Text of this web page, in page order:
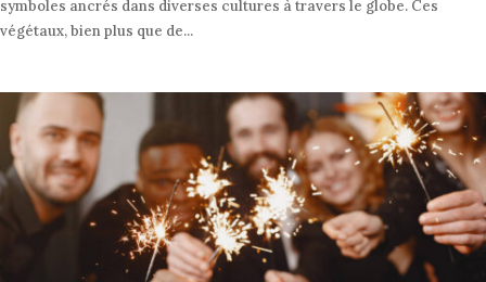
symboles ancrés dans diverses cultures à travers le globe. Ces
végétaux, bien plus que de...